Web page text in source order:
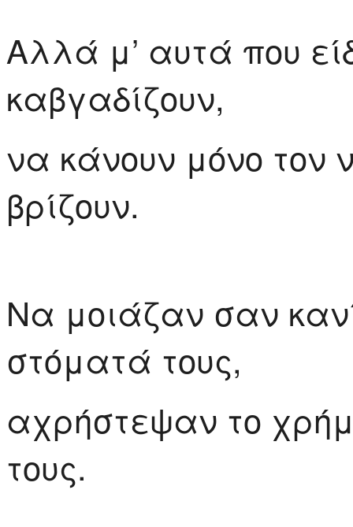
Αλλά μ’ αυτά που
καβγαδίζουν,
να κάνουν μόνο τον
βρίζουν.
Να μοιάζαν σαν
στόματά τους,
αχρήστεψαν το
τους.